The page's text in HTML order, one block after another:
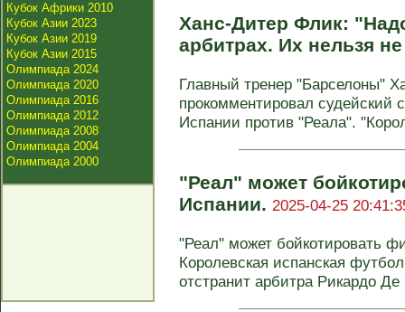
Кубок Африки 2010
Кубок Азии 2023
Кубок Азии 2019
Кубок Азии 2015
Олимпиада 2024
Олимпиада 2020
Олимпиада 2016
Олимпиада 2012
Олимпиада 2008
Олимпиада 2004
Олимпиада 2000
Ханс-Дитер Флик:
арбитрах. Их нельзя
Главный тренер "Барселоны"
прокомментировал судейский
Испании против "Реала".
"Реал" может
Испании. 2025-04-25
"Реал" может бойкотировать
Королевская испанская
отстранит арбитра Рикардо Де